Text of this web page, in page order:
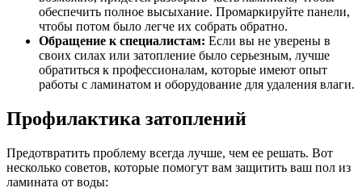
обеспечить полное высыхание. Промаркируйте панели,
чтобы потом было легче их собрать обратно.
Обращение к специалистам: Если вы не уверены в
своих силах или затопление было серьезным, лучше
обратиться к профессионалам, которые имеют опыт
работы с ламинатом и оборудование для удаления влаги.
Профилактика затоплений
Предотвратить проблему всегда лучше, чем ее решать. Вот
несколько советов, которые помогут вам защитить ваш пол из
ламината от воды: